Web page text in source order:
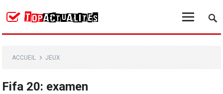
ACCUEIL JEUX
Fifa 20: examen